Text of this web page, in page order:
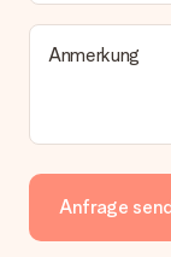
Anmerkung
Anfrage